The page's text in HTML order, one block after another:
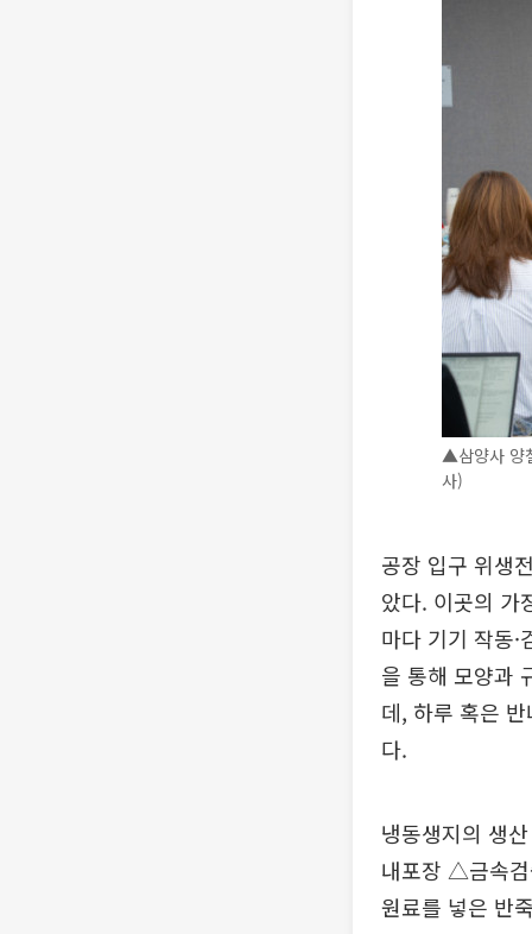
▲삼양사 양
사)
공장 입구 위생
았다. 이곳의 가
마다 기기 작동
을 통해 모양과
데, 하루 혹은
다.
냉동생지의
내포장 △금속
원료를 넣은 반